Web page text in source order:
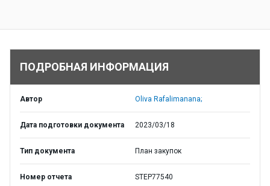
ПОДРОБНАЯ ИНФОРМАЦИЯ
Автор Oliva Rafalimanana;
Дата подготовки документа 2023/03/18
Тип документа План закупок
Номер отчета STEP77540